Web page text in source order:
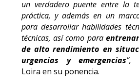
un verdadero puente entre la
práctica, y además en un
para desarrollar habilidades
técnicas, así como para
de alto rendimiento en
urgencias y emergencias”,
Loira en su ponencia.